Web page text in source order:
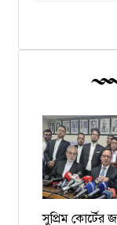
সুপ্রিম কোর্টের